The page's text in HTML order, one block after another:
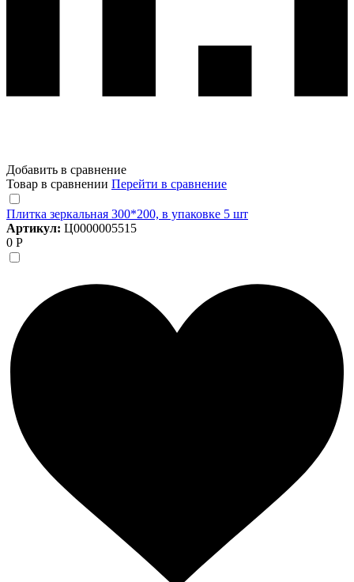
Добавить в сравнение
Товар в сравнении Перейти в сравнение
Плитка зеркальная 300*200, в упаковке 5 шт
Артикул: Ц0000005515
0 Р